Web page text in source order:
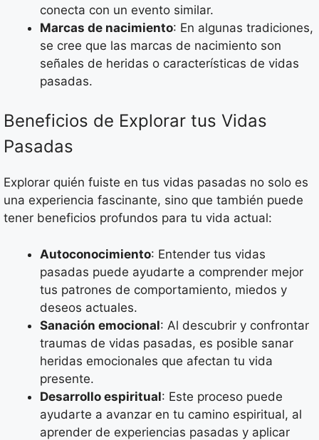
conecta con un evento similar.
Marcas de nacimiento: En algunas tradiciones,
se cree que las marcas de nacimiento son
señales de heridas o características de vidas
pasadas.
Beneficios de Explorar tus Vidas
Pasadas
Explorar quién fuiste en tus vidas pasadas no solo es
una experiencia fascinante, sino que también puede
tener beneficios profundos para tu vida actual:
Autoconocimiento: Entender tus vidas
pasadas puede ayudarte a comprender mejor
tus patrones de comportamiento, miedos y
deseos actuales.
Sanación emocional: Al descubrir y confrontar
traumas de vidas pasadas, es posible sanar
heridas emocionales que afectan tu vida
presente.
Desarrollo espiritual: Este proceso puede
ayudarte a avanzar en tu camino espiritual, al
aprender de experiencias pasadas y aplicar